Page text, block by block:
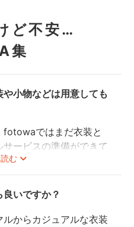
ど不安…
集
小物などは用意しても
む
fotowaではまだ衣装と
ービスの準備ができて
客様ご自身にご用意をお
いですか？
からカジュアルな衣装